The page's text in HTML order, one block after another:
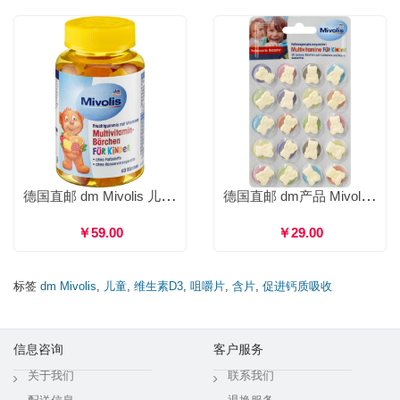
德国直邮 dm Mivolis 儿童维生素小熊软糖 补充营养增强体质提高免疫力 60粒
￥59.00
德国直邮 dm产品 Mivolis 小熊复合维生素咀嚼片 儿童含片增强免疫力 20粒
￥29.00
标签 dm Mivolis, 儿童, 维生素D3, 咀嚼片, 含片, 促进钙质吸收
信息咨询
关于我们
客户服务
联系我们